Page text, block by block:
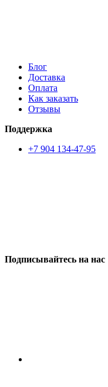
Блог
Доставка
Оплата
Как заказать
Отзывы
Поддержка
+7 904 134-47-95
Подписывайтесь на нас